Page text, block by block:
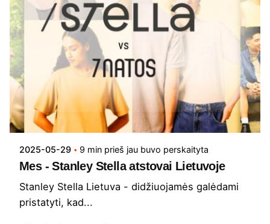
2025-05-29 9 min prieš jau buvo perskaityta
Mes - Stanley Stella atstovai Lietuvoje
Stanley Stella Lietuva - didžiuojamės galėdami
pristatyti, kad...